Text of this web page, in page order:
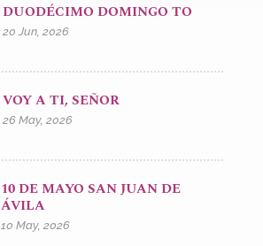
DUODÉCIMO DOMINGO TO
20 Jun, 2026
VOY A TI, SEÑOR
26 May, 2026
10 DE MAYO SAN JUAN DE
ÁVILA
10 May, 2026